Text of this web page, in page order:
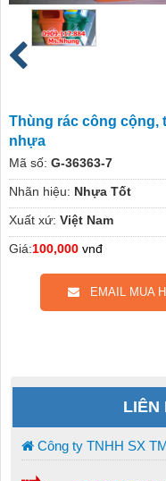
Thùng rác công cộng,
nhựa
Mã số: G-36363-7
Nhãn hiệu: Nhựa Tốt
Xuất xứ: Việt Nam
Giá:100,000 vnđ
EMAIL MUA
LIÊN
Công ty TNHH SX